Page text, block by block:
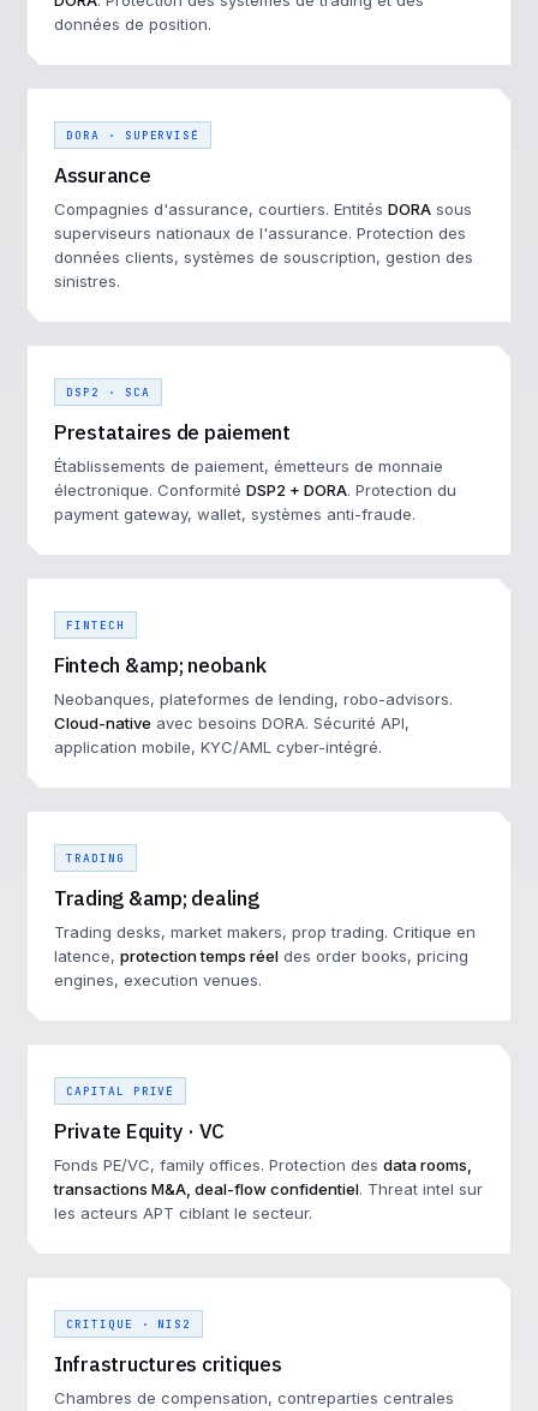
données de position.
DORA · SUPERVISÉ
Assurance
Compagnies d'assurance, courtiers. Entités DORA sous
superviseurs nationaux de l'assurance. Protection des
données clients, systèmes de souscription, gestion des
sinistres.
DSP2 · SCA
Prestataires de paiement
Établissements de paiement, émetteurs de monnaie
électronique. Conformité DSP2 + DORA. Protection du
payment gateway, wallet, systèmes anti-fraude.
FINTECH
Fintech &amp; neobank
Neobanques, plateformes de lending, robo-advisors.
Cloud-native avec besoins DORA. Sécurité API,
application mobile, KYC/AML cyber-intégré.
TRADING
Trading &amp; dealing
Trading desks, market makers, prop trading. Critique en
latence, protection temps réel des order books, pricing
engines, execution venues.
CAPITAL PRIVÉ
Private Equity · VC
Fonds PE/VC, family offices. Protection des data rooms,
transactions M&A, deal-flow confidentiel. Threat intel sur
les acteurs APT ciblant le secteur.
CRITIQUE · NIS2
Infrastructures critiques
Chambres de compensation, contreparties centrales